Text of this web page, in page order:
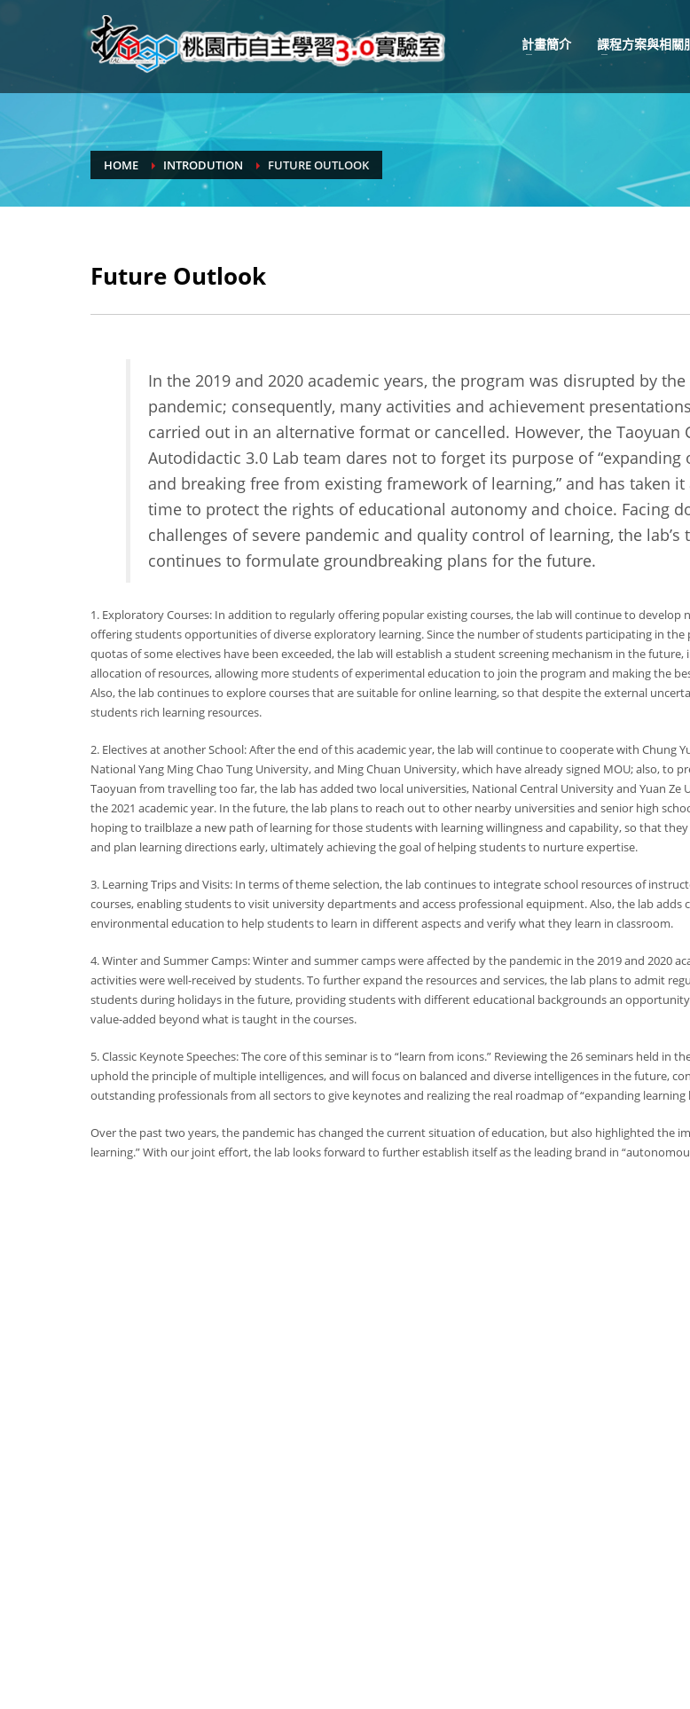
計畫簡介 課程方案與相關
HOME INTRODUTION FUTURE OUTLOOK
Future Outlook
In the 2019 and 2020 academic years, the program was disrupted by
pandemic; consequently, many activities and achievement
carried out in an alternative format or cancelled. However, the Taoyuan
Autodidactic 3.0 Lab team dares not to forget its purpose of “expanding
and breaking free from existing framework of learning,” and has taken it
time to protect the rights of educational autonomy and choice. Facing
challenges of severe pandemic and quality control of learning, the lab’s
continues to formulate groundbreaking plans for the future.
1. Exploratory Courses: In addition to regularly offering popular existing courses, the lab will continue to develop
offering students opportunities of diverse exploratory learning. Since the number of students participating in the
quotas of some electives have been exceeded, the lab will establish a student screening mechanism in the future,
allocation of resources, allowing more students of experimental education to join the program and making the
Also, the lab continues to explore courses that are suitable for online learning, so that despite the external
students rich learning resources.
2. Electives at another School: After the end of this academic year, the lab will continue to cooperate with Chung
National Yang Ming Chao Tung University, and Ming Chuan University, which have already signed MOU; also, to
Taoyuan from travelling too far, the lab has added two local universities, National Central University and Yuan Ze
the 2021 academic year. In the future, the lab plans to reach out to other nearby universities and senior high
hoping to trailblaze a new path of learning for those students with learning willingness and capability, so that
and plan learning directions early, ultimately achieving the goal of helping students to nurture expertise.
3. Learning Trips and Visits: In terms of theme selection, the lab continues to integrate school resources of
courses, enabling students to visit university departments and access professional equipment. Also, the lab adds
environmental education to help students to learn in different aspects and verify what they learn in classroom.
4. Winter and Summer Camps: Winter and summer camps were affected by the pandemic in the 2019 and 2020
activities were well-received by students. To further expand the resources and services, the lab plans to admit
students during holidays in the future, providing students with different educational backgrounds an
value-added beyond what is taught in the courses.
5. Classic Keynote Speeches: The core of this seminar is to “learn from icons.” Reviewing the 26 seminars held in
uphold the principle of multiple intelligences, and will focus on balanced and diverse intelligences in the future,
outstanding professionals from all sectors to give keynotes and realizing the real roadmap of “expanding learning
Over the past two years, the pandemic has changed the current situation of education, but also highlighted the
learning.” With our joint effort, the lab looks forward to further establish itself as the leading brand in